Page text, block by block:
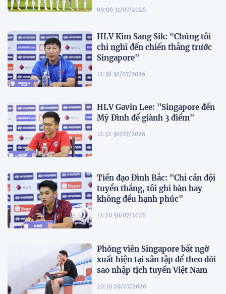
09:06 31/07/2026
HLV Kim Sang Sik: "Chúng tôi
chỉ nghĩ đến chiến thắng trước
Singapore"
12:38 30/07/2026
HLV Gavin Lee: "Singapore đến
Mỹ Đình để giành 3 điểm"
12:32 30/07/2026
Tiền đạo Đình Bắc: "Chỉ cần đội
tuyển thắng, tôi ghi bàn hay
không đều hạnh phúc"
12:20 30/07/2026
Phóng viên Singapore bất ngờ
xuất hiện tại sân tập để theo dõi
sao nhập tịch tuyển Việt Nam
20:19 29/07/2026